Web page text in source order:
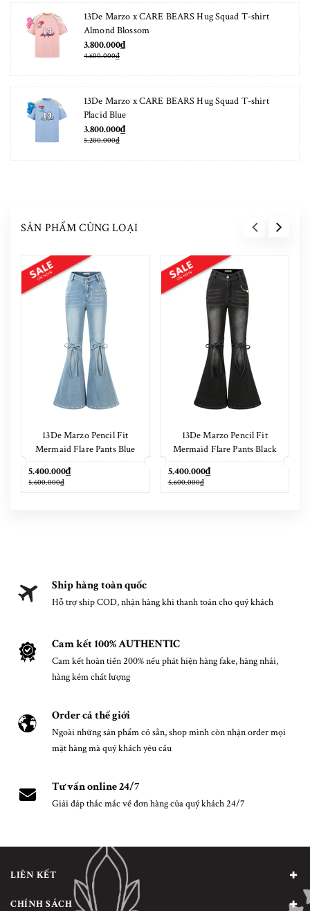
13De Marzo x CARE BEARS Hug Squad T-shirt
Almond Blossom
3.800.000₫
4.600.000₫
13De Marzo x CARE BEARS Hug Squad T-shirt
Placid Blue
3.800.000₫
5.200.000₫
SẢN PHẨM CÙNG LOẠI
13De Marzo Pencil Fit
Mermaid Flare Pants Blue
5.400.000₫
5.600.000₫
13De Marzo Pencil Fit
Mermaid Flare Pants Black
5.400.000₫
5.600.000₫
Ship hàng toàn quốc
Hỗ trợ ship COD, nhận hàng khi thanh toán cho quý khách
Cam kết 100% AUTHENTIC
Cam kết hoàn tiền 200% nếu phát hiện hàng fake, hàng nhái,
hàng kém chất lượng
Order cả thế giới
Ngoài những sản phẩm có sẵn, shop mình còn nhận order mọi
mặt hàng mà quý khách yêu cầu
Tư vấn online 24/7
Giải đáp thắc mắc về đơn hàng của quý khách 24/7
LIÊN KẾT
CHÍNH SÁCH